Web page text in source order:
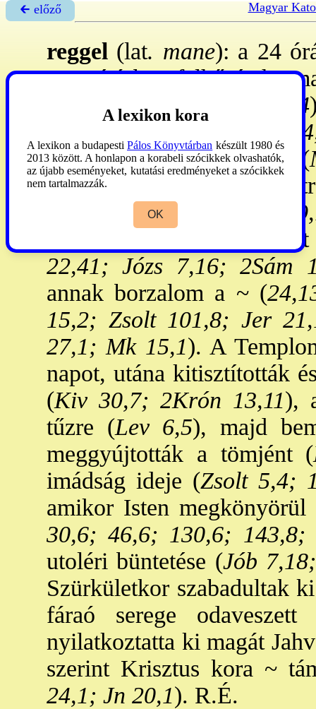
🡰 előző Magyar
reggel (lat. mane): a 24
Szentírásban felhő és
fényviszonyok (
2Sám 23,4
Ter 40,6; Zsolt
kora ~ ott állnak a piacon (
emberek elbúcsúznak és
Bír 19,8; 1Sám 9,19;
kigondoltak v.
22,41; Józs 7,16; 2Sám
annak borzalom a ~ (
15,2; Zsolt 101,8; Jer
27,1; Mk 15,1). A
napot, utána kitisztították
(Kiv 30,7; 2Krón 13,11),
tűzre (Lev 6,5), majd
meggyújtották a tömjént (
imádság ideje (Zsolt 5,4;
amikor Isten megkönyörül
30,6; 46,6; 130,6; 143,8;
utoléri büntetése (Jób
Szürkületkor szabadultak
fáraó serege
nyilatkoztatta ki magát
szerint Krisztus kora ~
24,1; Jn 20,1). R.É.
A lexikon kora
A lexikon a budapesti Pálos Könyvtárban készült 1980 és
2013 között. A honlapon a korabeli szócikkek olvashatók,
az újabb eseményeket, kutatási eredményeket a szócikkek
nem tartalmazzák.
OK